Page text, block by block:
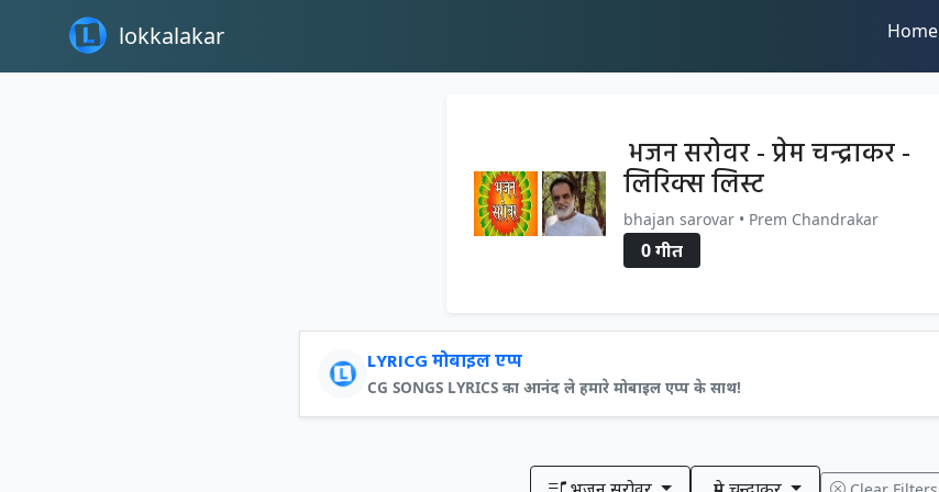
lokkalakar Home
भजन सरोवर - प्रेम चन्द्राकर -
लिरिक्स लिस्ट
bhajan sarovar • Prem Chandrakar
0 गीत
LYRICG मोबाइल एप्प
CG SONGS LYRICS का आनंद ले हमारे मोबाइल एप्प के साथ!